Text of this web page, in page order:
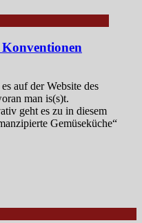
auf der Website des
man is(s)t.
geht es zu in diesem
Gemüseküche“